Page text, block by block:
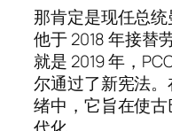
那肯定是现任总统
他于 2018 年接替
就是 2019 年，
尔通过了新宪法
绪中，它旨在使